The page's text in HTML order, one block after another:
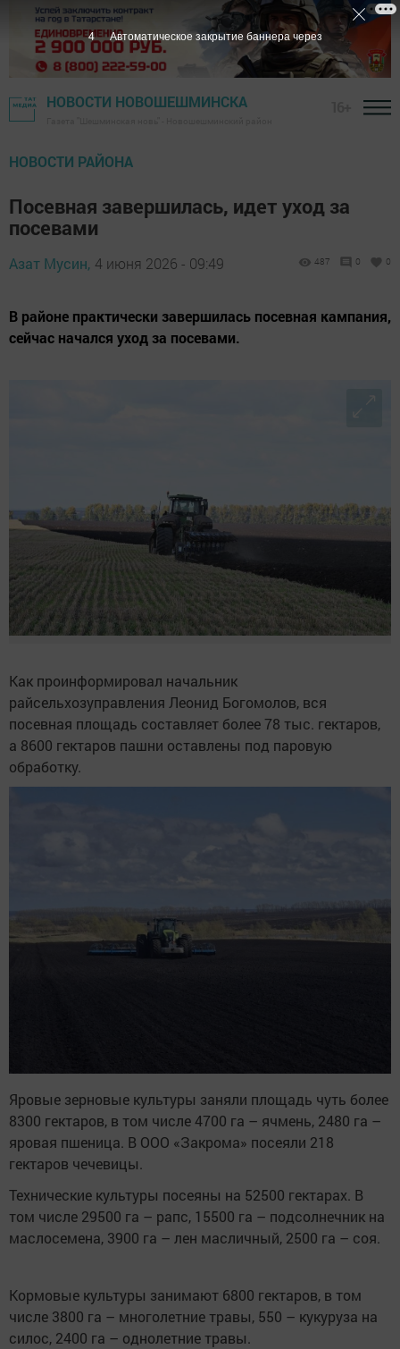
НОВОСТИ НОВОШЕШМИНСКА
НОВОСТИ РАЙОНА
Посевная завершилась, идет уход за
посевами
Азат Мусин, 4 июня 2026 - 09:49 487 0 0
В районе практически завершилась посевная кампания,
сейчас начался уход за посевами.
Как проинформировал начальник
райсельхозуправления Леонид Богомолов, вся
посевная площадь составляет более 78 тыс. гектаров,
а 8600 гектаров пашни оставлены под паровую
обработку.
Яровые зерновые культуры заняли площадь чуть более
8300 гектаров, в том числе 4700 га – ячмень, 2480 га –
яровая пшеница. В ООО «Закрома» посеяли 218
гектаров чечевицы.
Технические культуры посеяны на 52500 гектарах. В
том числе 29500 га – рапс, 15500 га – подсолнечник на
маслосемена, 3900 га – лен масличный, 2500 га – соя.
Кормовые культуры занимают 6800 гектаров, в том
числе 3800 га – многолетние травы, 550 – кукуруза на
силос, 2400 га – однолетние травы.
3 Автоматическое закрытие баннера через